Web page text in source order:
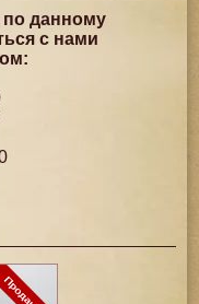
по данному
с нами